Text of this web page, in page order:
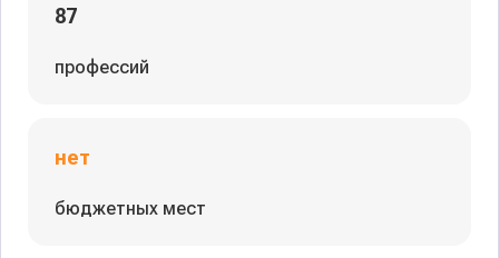
87
профессий
нет
бюджетных мест